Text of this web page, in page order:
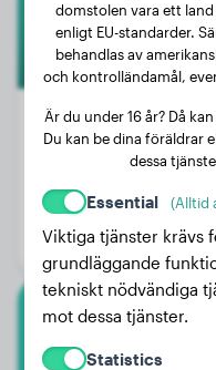
Ålder:
Kön:
domstolen vara ett
enligt EU-standarder.
behandlas av
och kontrolländamål,
Är du under 16 år? Då
Du kan be dina föräldrar
dessa
Essential (Alltid
Viktiga tjänster krävs
grundläggande
tekniskt nödvändiga
mot dessa tjänster.
Statistics